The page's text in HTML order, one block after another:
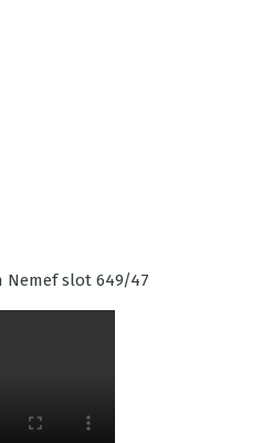
Nemef slot 649/47